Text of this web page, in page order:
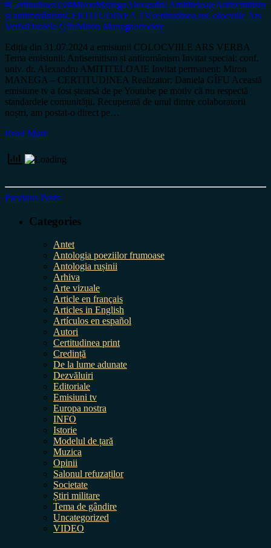
#CertitudineaTv#MironManegaAlexandru AmititeloaieAntisemitism
și antiromânismCERTITUDINEA TVcertitudinea.roColocviile Ars
VerbaDaniela GîfuMiron Manegaortodox
Ediția din 31.07.2024 a emisiunii COLOCVIILE ARS VERBA
Tema emisiunii: Antisemitism și antiromânism Invitat special: conf.
univ. dr. Alexandru AMITITELOAIE Invitat permanent: Miron
MANEGA – CERTITUDINEA Realizator: Daniela GÎFU Această
emisiune tv a fost ștearsă de pe Youtube pe motiv că nu respectă
standardele comunității. Recuperată de unul dintre colaboratorii
noștri, am postat-o direct pe…
Read More
Previous Posts
Categories
Antet
Antologia poeziilor frumoase
Antologia rușinii
Arhiva
Arte vizuale
Article en français
Articles in English
Artículos en español
Autori
Certitudinea print
Credință
De la lume adunate
Dezvăluiri
Editoriale
Emisiuni tv
Europa nostra
INFO
Istorie
Modelul de țară
Muzica
Opinii
Salonul refuzaților
Societate
Știri militare
Tema de gândire
Uncategorized
VIDEO